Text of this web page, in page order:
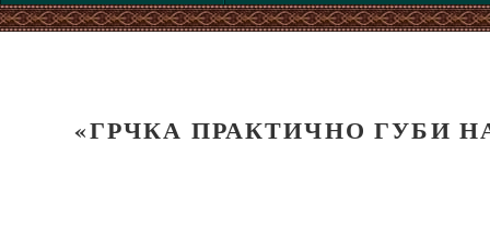
«ГРЧКА ПРАКТИЧНО ГУБИ